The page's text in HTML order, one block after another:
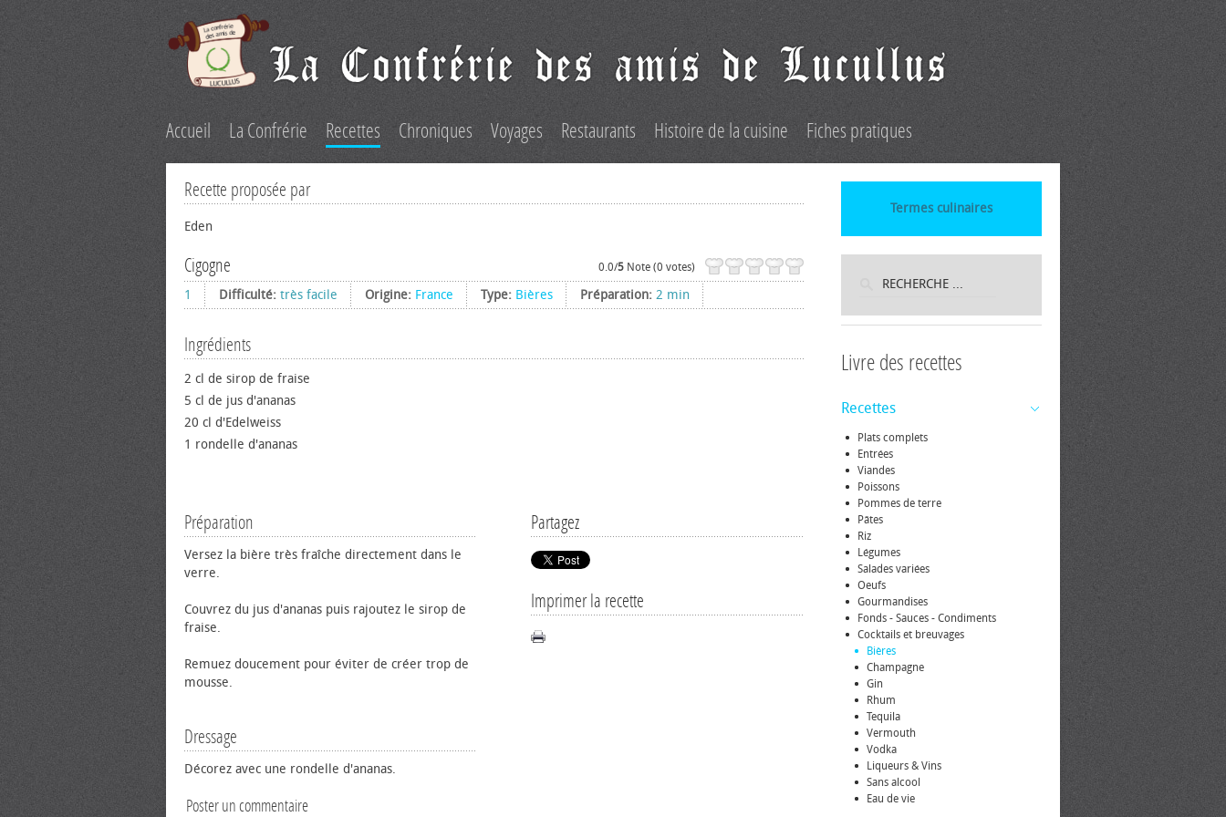
Accueil La Confrérie Recettes Chroniques Voyages Restaurants Histoire de la cuisine Fiches pratiques
Recette proposée par
Eden
Cigogne 0.0/5 Note (0 votes)
1 Difficulté: très facile Origine: France Type: Bières Préparation: 2 min
Ingrédients
2 cl de sirop de fraise
5 cl de jus d'ananas
20 cl d'Edelweiss
1 rondelle d'ananas
Partagez
Imprimer la recette
Préparation
Versez la bière très fraîche directement dans le
verre.
Couvrez du jus d'ananas puis rajoutez le sirop de
fraise.
Remuez doucement pour éviter de créer trop de
mousse.
Dressage
Décorez avec une rondelle d'ananas.
Poster un commentaire
Termes culinaires
Livre des recettes
Recettes
Plats complets
Entrées
Viandes
Poissons
Pommes de terre
Pâtes
Riz
Légumes
Salades variées
Oeufs
Gourmandises
Fonds - Sauces - Condiments
Cocktails et breuvages
Bières
Champagne
Gin
Rhum
Tequila
Vermouth
Vodka
Liqueurs & Vins
Sans alcool
Eau de vie